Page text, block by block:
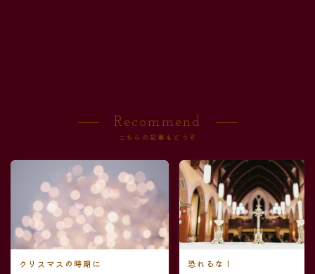
Recommend
こちらの記事もどうぞ
クリスマスの時期に 恐れるな！